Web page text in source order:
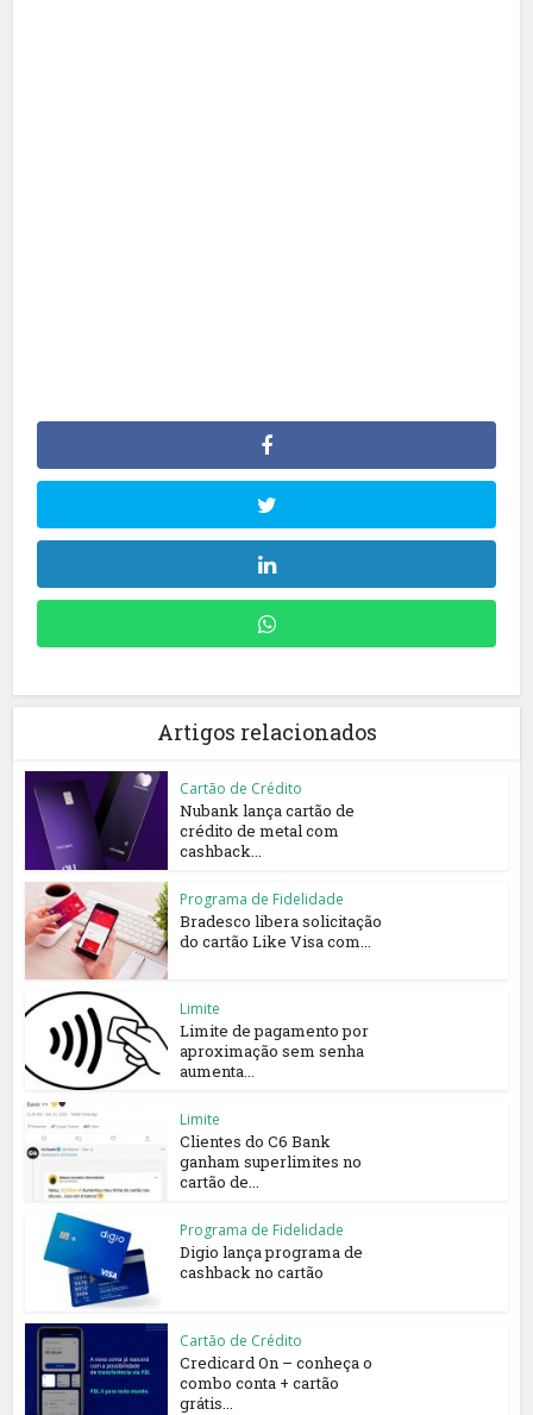
Artigos relacionados
Cartão de Crédito
Nubank lança cartão de
crédito de metal com
cashback...
Programa de Fidelidade
Bradesco libera solicitação
do cartão Like Visa com...
Limite
Limite de pagamento por
aproximação sem senha
aumenta...
Limite
Clientes do C6 Bank
ganham superlimites no
cartão de...
Programa de Fidelidade
Digio lança programa de
cashback no cartão
Cartão de Crédito
Credicard On – conheça o
combo conta + cartão
grátis...